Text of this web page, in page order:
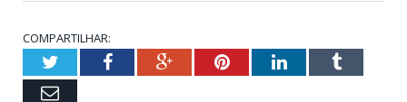
COMPARTILHAR:
TwitterFacebookGoogle+PinterestLinkedInTumblr
Email